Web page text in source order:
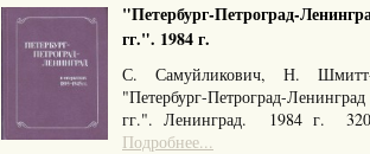
"Петербург-Петроград-
гг.". 1984 г.
С. Самуйликович, Н.
"Петербург-Петроград-
гг.". Ленинград. 1984 г.
Подробнее...